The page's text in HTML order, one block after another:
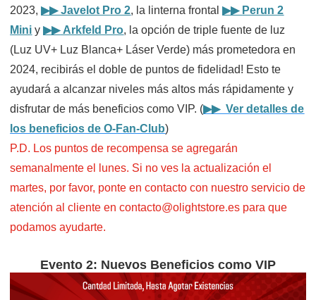
2023,▶▶ Javelot Pro 2, la linterna frontal▶▶ Perun 2
Mini y▶▶Arkfeld Pro, la opción de triple fuente de luz
(Luz UV+ Luz Blanca+ Láser Verde) más prometedora en
2024, recibirás el doble de puntos de fidelidad! Esto te
ayudará a alcanzar niveles más altos más rápidamente y
disfrutar de más beneficios como VIP. (▶▶ Ver detalles de
los beneficios de O-Fan-Club)
P.D. Los puntos de recompensa se agregarán
semanalmente el lunes. Si no ves la actualización el
martes, por favor, ponte en contacto con nuestro servicio de
atención al cliente en contacto@olightstore.es para que
podamos ayudarte.
Evento 2: Nuevos Beneficios como VIP